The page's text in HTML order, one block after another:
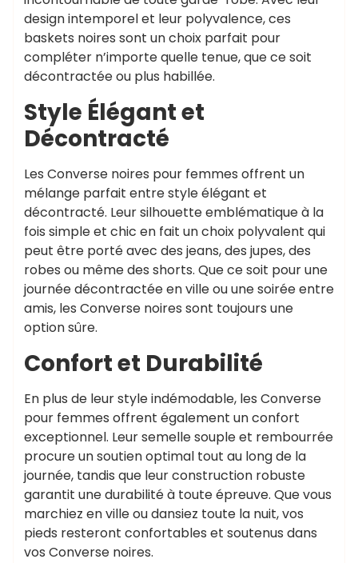
design intemporel et leur polyvalence, ces
baskets noires sont un choix parfait pour
compléter n’importe quelle tenue, que ce soit
décontractée ou plus habillée.
Style Élégant et
Décontracté
Les Converse noires pour femmes offrent un
mélange parfait entre style élégant et
décontracté. Leur silhouette emblématique à la
fois simple et chic en fait un choix polyvalent qui
peut être porté avec des jeans, des jupes, des
robes ou même des shorts. Que ce soit pour une
journée décontractée en ville ou une soirée entre
amis, les Converse noires sont toujours une
option sûre.
Confort et Durabilité
En plus de leur style indémodable, les Converse
pour femmes offrent également un confort
exceptionnel. Leur semelle souple et rembourrée
procure un soutien optimal tout au long de la
journée, tandis que leur construction robuste
garantit une durabilité à toute épreuve. Que vous
marchiez en ville ou dansiez toute la nuit, vos
pieds resteront confortables et soutenus dans
vos Converse noires.